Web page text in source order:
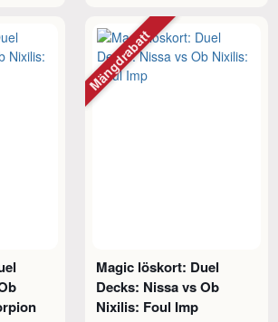
Magic löskort: Duel
Decks: Nissa vs Ob
Nixilis: Foul Imp
Mängdrabatt